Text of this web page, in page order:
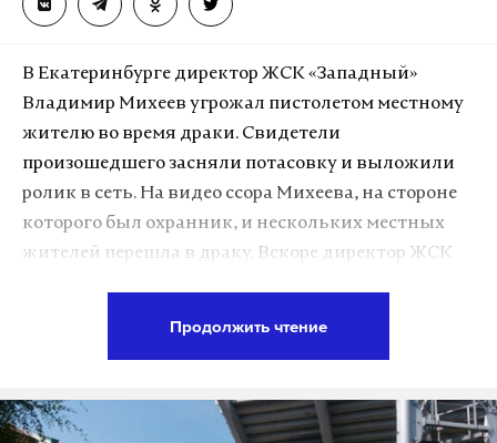
В Екатеринбурге директор ЖСК «Западный»
Владимир Михеев угрожал пистолетом местному
жителю во время драки. Свидетели
произошедшего засняли потасовку и выложили
ролик в сеть. На видео ссора Михеева, на стороне
которого был охранник, и нескольких местных
жителей перешла в драку. Вскоре директор ЖСК
Подпишитесь на Daily Storm вMAX. Он
работает там, где тормозит интернет.
Продолжить чтение